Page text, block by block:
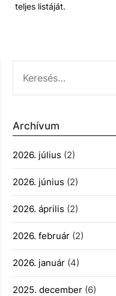
teljes listáját.
Archívum
2026. július (2)
2026. június (2)
2026. április (2)
2026. február (2)
2026. január (4)
2025. december (6)